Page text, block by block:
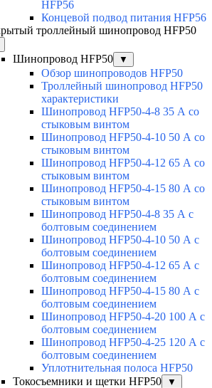
HFP56
Концевой подвод питания HFP56
троллейный шинопровод HFP50
Шинопровод HFP50 ▼
Обзор шинопроводов HFP50
Троллейный шинопровод HFP50
характеристики
Шинопровод HFP50-4-8 35 А со
стыковым винтом
Шинопровод HFP50-4-10 50 А со
стыковым винтом
Шинопровод HFP50-4-12 65 А со
стыковым винтом
Шинопровод HFP50-4-15 80 А со
стыковым винтом
Шинопровод HFP50-4-8 35 А с
болтовым соединением
Шинопровод HFP50-4-10 50 А с
болтовым соединением
Шинопровод HFP50-4-12 65 А с
болтовым соединением
Шинопровод HFP50-4-15 80 А с
болтовым соединением
Шинопровод HFP50-4-20 100 А с
болтовым соединением
Шинопровод HFP50-4-25 120 А с
болтовым соединением
Уплотнительная полоса HFP50
Токосъемники и щетки HFP50
▼